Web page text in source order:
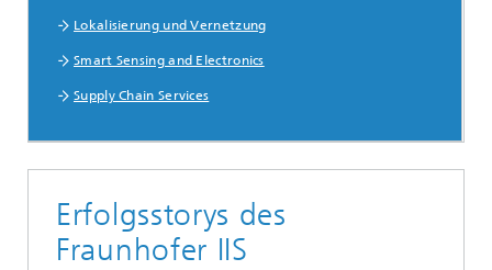
Lokalisierung und Vernetzung
Smart Sensing and Electronics
Supply Chain Services
Erfolgsstorys des
Fraunhofer IIS